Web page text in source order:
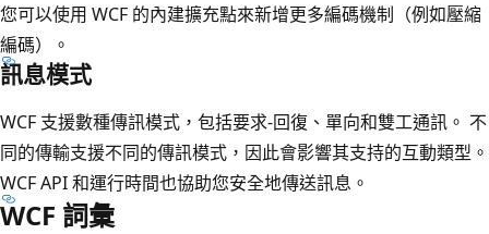
您可以使用 WCF 的內建擴充點來新增更多編碼機制（例如壓縮
編碼）。
訊息模式
WCF 支援數種傳訊模式，包括要求-回復、單向和雙工通訊。 不
同的傳輸支援不同的傳訊模式，因此會影響其支持的互動類型。
WCF API 和運行時間也協助您安全地傳送訊息。
WCF 詞彙